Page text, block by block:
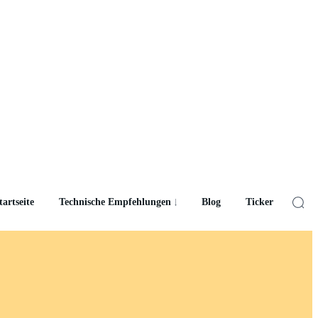
Technische Empfehlungen Blog Ticker